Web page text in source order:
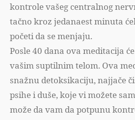
kontrole vašeg centralnog
tačno kroz jedanaest minuta
početi da se menjaju.
Posle 40 dana ova meditacija
vašim suptilnim telom. Ova
snažnu detoksikaciju, najjače
psihe i duše, koje vi možete
može da vam da potpunu